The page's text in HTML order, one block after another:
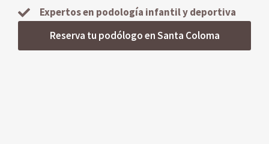
Expertos en podología infantil y deportiva
Reserva tu podólogo en Santa Coloma